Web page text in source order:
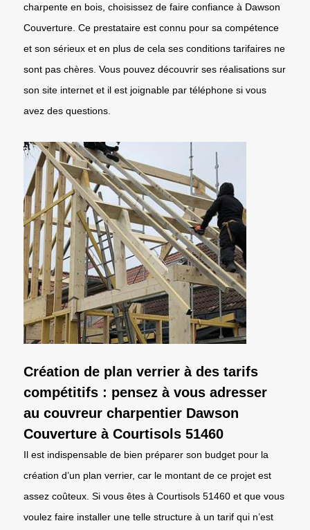
charpente en bois, choisissez de faire confiance à Dawson
Couverture. Ce prestataire est connu pour sa compétence
et son sérieux et en plus de cela ses conditions tarifaires ne
sont pas chères. Vous pouvez découvrir ses réalisations sur
son site internet et il est joignable par téléphone si vous
avez des questions.
Création de plan verrier à des tarifs
compétitifs : pensez à vous adresser
au couvreur charpentier Dawson
Couverture à Courtisols 51460
Il est indispensable de bien préparer son budget pour la
création d’un plan verrier, car le montant de ce projet est
assez coûteux. Si vous êtes à Courtisols 51460 et que vous
voulez faire installer une telle structure à un tarif qui n’est